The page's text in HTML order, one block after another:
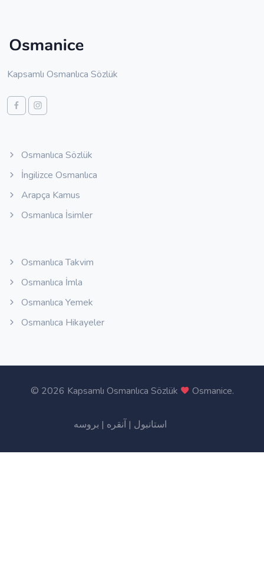
Kapsamlı Osmanlıca Sözlük
Osmanlıca Sözlük
İngilizce Osmanlıca
Arapça Kamus
Osmanlıca İsimler
Osmanlıca Takvim
Osmanlıca İmla
Osmanlıca Yemek
Osmanlıca Hikayeler
© 2026 Kapsamlı Osmanlıca Sözlük Osmanice.
استانبول | آنقره | بروسه